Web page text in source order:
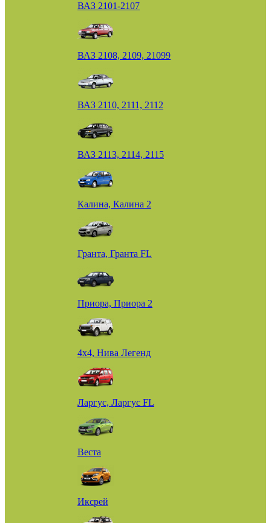
ВАЗ 2101-2107
ВАЗ 2108, 2109, 21099
ВАЗ 2110, 2111, 2112
ВАЗ 2113, 2114, 2115
Калина, Калина 2
Гранта, Гранта FL
Приора, Приора 2
4х4, Нива Легенд
Ларгус, Ларгус FL
Веста
Иксрей